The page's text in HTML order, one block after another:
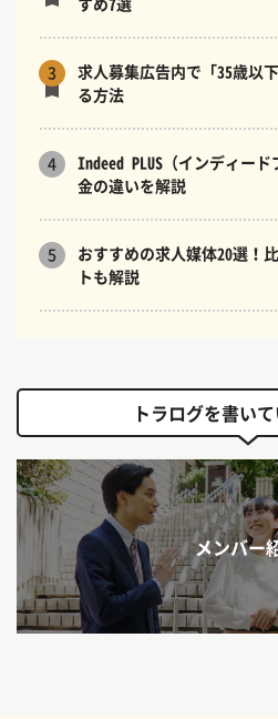
3
求人募集広告内で「35歳以
る方法
4
Indeed PLUS（インディー
金の違いを解説
5
おすすめの求人媒体20選！
トも解説
トラログを書い
メンバー